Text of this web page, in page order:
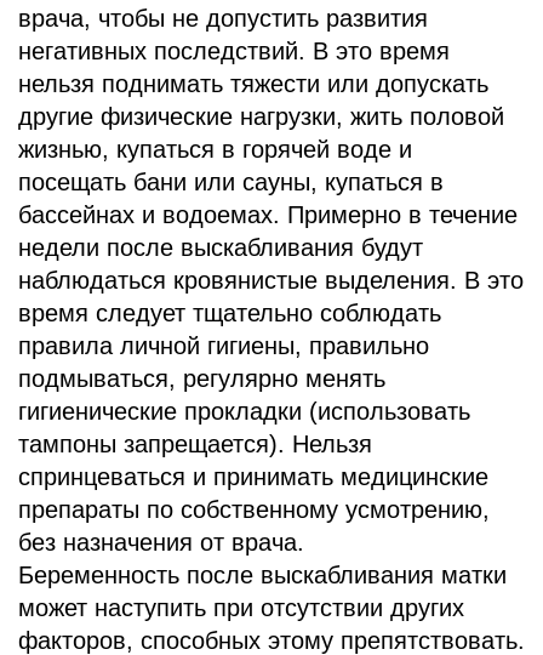
врача, чтобы не допустить развития
негативных последствий. В это время
нельзя поднимать тяжести или допускать
другие физические нагрузки, жить половой
жизнью, купаться в горячей воде и
посещать бани или сауны, купаться в
бассейнах и водоемах. Примерно в течение
недели после выскабливания будут
наблюдаться кровянистые выделения. В это
время следует тщательно соблюдать
правила личной гигиены, правильно
подмываться, регулярно менять
гигиенические прокладки (использовать
тампоны запрещается). Нельзя
спринцеваться и принимать медицинские
препараты по собственному усмотрению,
без назначения от врача.
Беременность после выскабливания матки
может наступить при отсутствии других
факторов, способных этому препятствовать.